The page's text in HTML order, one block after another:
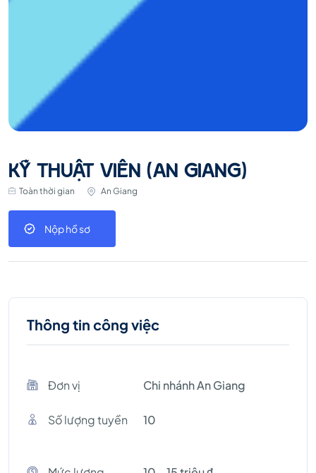
KỸ THUẬT VIÊN (AN GIANG)
Toàn thời gian An Giang
Nộp hồ sơ
Thông tin công việc
Đơn vị Chi nhánh An Giang
Số lượng tuyền 10